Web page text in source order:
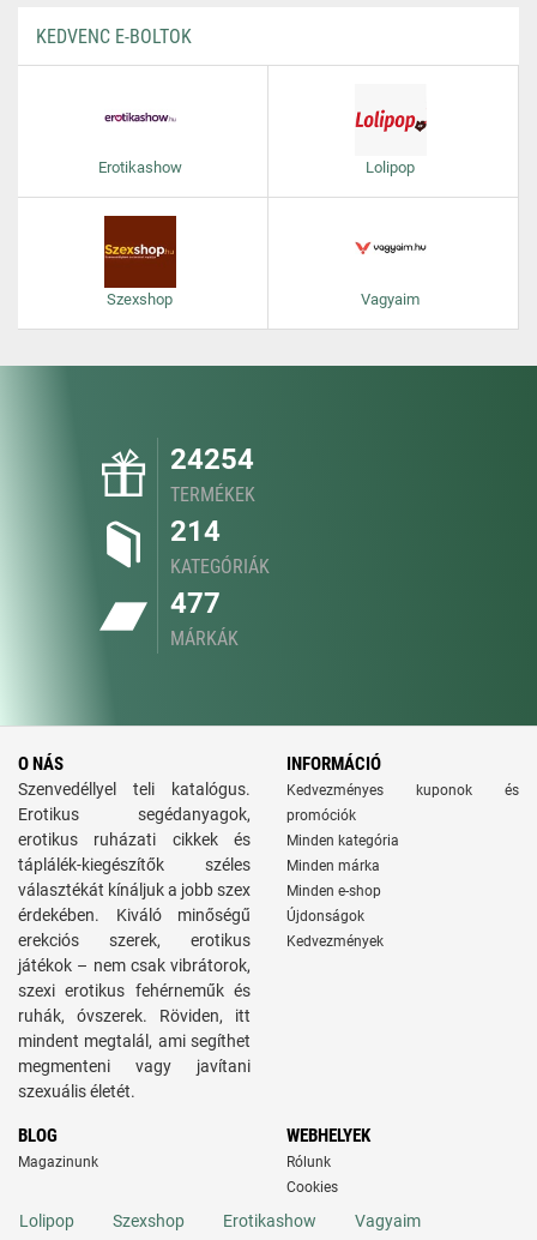
KEDVENC E-BOLTOK
Erotikashow Lolipop
Szexshop Vagyaim
24254
TERMÉKEK
214
KATEGÓRIÁK
477
MÁRKÁK
O NÁS
Szenvedéllyel teli katalógus.
Erotikus segédanyagok,
erotikus ruházati cikkek és
táplálék-kiegészítők széles
választékát kínáljuk a jobb szex
érdekében. Kiváló minőségű
erekciós szerek, erotikus
játékok – nem csak vibrátorok,
szexi erotikus fehérneműk és
ruhák, óvszerek. Röviden, itt
mindent megtalál, ami segíthet
megmenteni vagy javítani
szexuális életét.
INFORMÁCIÓ
Kedvezményes kuponok és
promóciók
Minden kategória
Minden márka
Minden e-shop
Újdonságok
Kedvezmények
BLOG
Magazinunk
WEBHELYEK
Rólunk
Cookies
Lolipop Szexshop Erotikashow Vagyaim